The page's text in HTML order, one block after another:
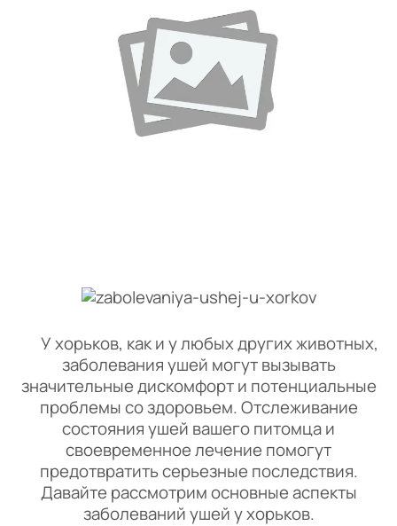
У хорьков, как и у любых других животных,
заболевания ушей могут вызывать
значительные дискомфорт и потенциальные
проблемы со здоровьем. Отслеживание
состояния ушей вашего питомца и
своевременное лечение помогут
предотвратить серьезные последствия.
Давайте рассмотрим основные аспекты
заболеваний ушей у хорьков.